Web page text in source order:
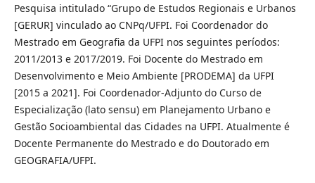
Pesquisa intitulado “Grupo de Estudos Regionais e Urbanos
[GERUR] vinculado ao CNPq/UFPI. Foi Coordenador do
Mestrado em Geografia da UFPI nos seguintes períodos:
2011/2013 e 2017/2019. Foi Docente do Mestrado em
Desenvolvimento e Meio Ambiente [PRODEMA] da UFPI
[2015 a 2021]. Foi Coordenador-Adjunto do Curso de
Especialização (lato sensu) em Planejamento Urbano e
Gestão Socioambiental das Cidades na UFPI. Atualmente é
Docente Permanente do Mestrado e do Doutorado em
GEOGRAFIA/UFPI.